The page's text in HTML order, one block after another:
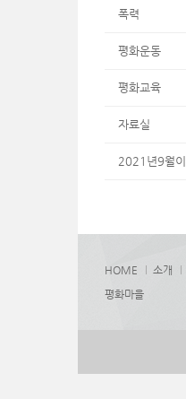
폭력
평화운동
평화교육
자료실
2021년9월
HOME 소개
평화마을